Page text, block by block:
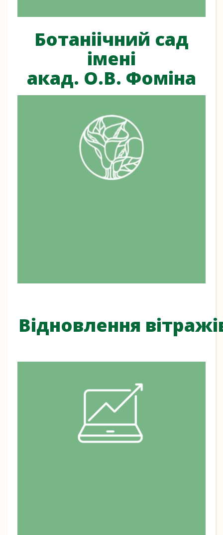
Ботаніічний сад
імені
акад. О.В. Фоміна
Відновлення